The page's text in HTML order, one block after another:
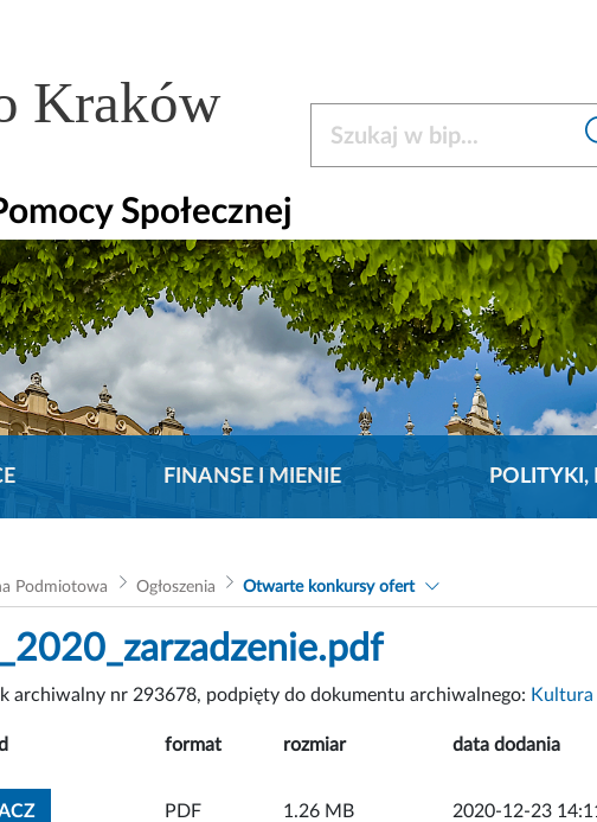
Kraków
Społecznej
FINANSE I MIENIE POLITYKI,
Podmiotowa Ogłoszenia Otwarte konkursy ofert
archiwalny nr 293678, podpięty do dokumentu archiwalnego: Kultura
format rozmiar data dodania
ZOBACZ ZAŁĄCZNIK
PDF 1.26 MB 2020-12-23